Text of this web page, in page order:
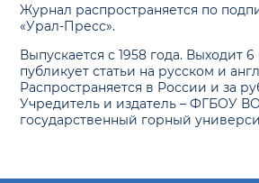
Журнал распространяется по
«Урал-Пресс».
Выпускается с 1958 года. Выходит
публикует статьи на русском и
Распространяется в России и за
Учредитель и издатель – ФГБОУ
государственный горный